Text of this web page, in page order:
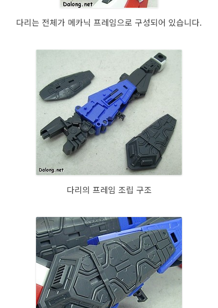
다리는 전체가 메카닉 프레임으로 구성되어 있습니다.
다리의 프레임 조립 구조